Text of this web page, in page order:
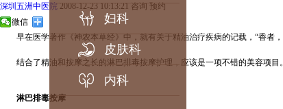
妇科
皮肤科
内科
深圳五洲中医院 2008-12-23 10:13:21 咨询 预约
微信
早在医学著作《神农本草经》中，就有关于精油治疗疾病的记载，“香者
结合了精油和按摩之长的淋巴排毒按摩护理，应该是一项不错的美容项目。
淋巴排毒按摩